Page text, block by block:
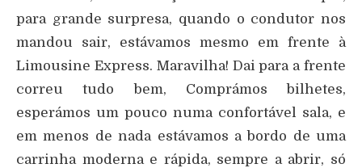
para grande surpresa, quando o condutor nos
mandou sair, estávamos mesmo em frente à
Limousine Express. Maravilha! Dai para a frente
correu tudo bem, Comprámos bilhetes,
esperámos um pouco numa confortável sala, e
em menos de nada estávamos a bordo de uma
carrinha moderna e rápida, sempre a abrir, só